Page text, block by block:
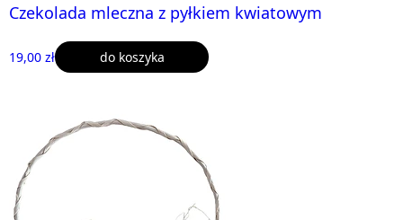
Czekolada mleczna z pyłkiem kwiatowym
19,00 zł do koszyka